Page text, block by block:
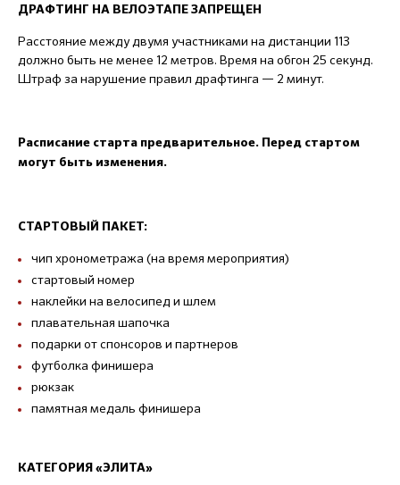
ДРАФТИНГ НА ВЕЛОЭТАПЕ ЗАПРЕЩЕН
Расстояние между двумя участниками на дистанции 113
должно быть не менее 12 метров. Время на обгон 25 секунд.
Штраф за нарушение правил драфтинга — 2 минут.
Расписание старта предварительное. Перед стартом
могут быть изменения.
СТАРТОВЫЙ ПАКЕТ:
чип хронометража (на время мероприятия)
стартовый номер
наклейки на велосипед и шлем
плавательная шапочка
подарки от спонсоров и партнеров
футболка финишера
рюкзак
памятная медаль финишера
КАТЕГОРИЯ «ЭЛИТА»